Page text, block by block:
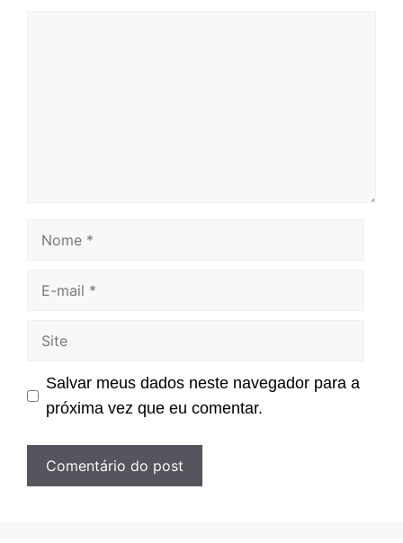
Nome
Site
Salvar meus dados neste navegador para a
próxima vez que eu comentar.